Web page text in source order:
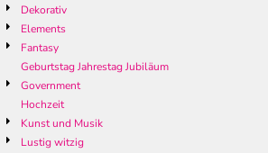
Dekorativ
Elements
Fantasy
Geburtstag Jahrestag Jubiläum
Government
Hochzeit
Kunst und Musik
Lustig witzig